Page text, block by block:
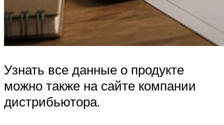
Узнать все данные о продукте
можно также на сайте компании
дистрибьютора.